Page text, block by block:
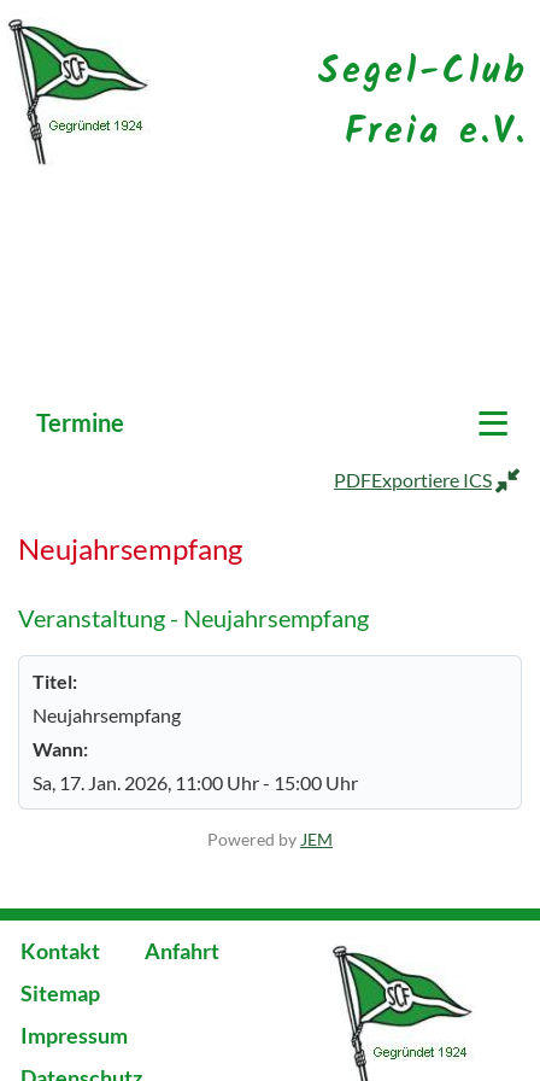
Segel-Club
Freia e.V.
Termine ≡
PDFExportiere ICS
Neujahrsempfang
Veranstaltung - Neujahrsempfang
Titel:
Neujahrsempfang
Wann:
Sa, 17. Jan. 2026, 11:00 Uhr- 15:00 Uhr
Powered by JEM
Kontakt
Anfahrt
Sitemap
Impressum